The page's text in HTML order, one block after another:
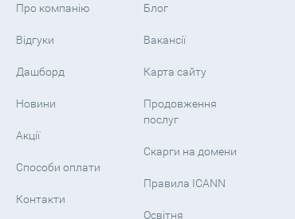
Про компанію
Відгуки
Дашборд
Новини
Акції
Способи оплати
Контакти
Блог
Вакансії
Карта сайту
Продовження
послуг
Скарги на домени
Правила ICANN
Освітня